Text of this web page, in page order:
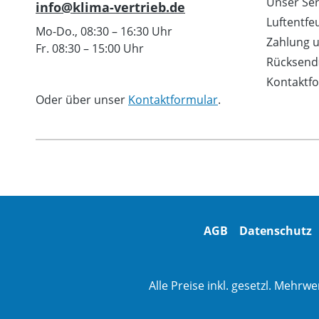
koppeln.
in der
heizen
- kann
optional
info@klima-vertrieb.de
Mo-Do., 08:30 – 16:30 Uhr
Fr. 08:30 – 15:00 Uhr
Oder über unser Kontaktformular.
Zahlung
AGB Datenschutz
Alle Preise inkl. gesetzl.